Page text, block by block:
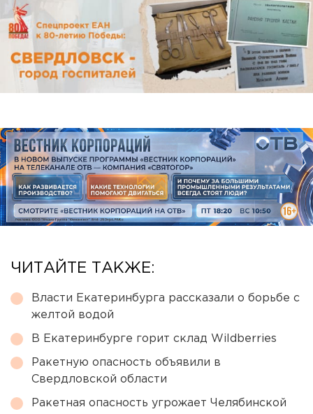
ЧИТАЙТЕ ТАКЖЕ:
Власти Екатеринбурга рассказали о борьбе с
желтой водой
В Екатеринбурге горит склад Wildberries
Ракетную опасность объявили в
Свердловской области
Ракетная опасность угрожает Челябинской